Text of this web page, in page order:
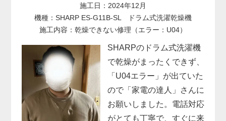
施工日：2024年12月
機種：SHARP ES-G11B-SL ドラム式洗濯乾燥機
施工内容：乾燥できない修理（エラー：U04）
SHARPのドラム式洗濯機
で乾燥がまったくできず、
「U04エラー」が出ていた
ので「家電の達人」さんに
お願いしました。電話対応
がとても丁寧で、すぐに来